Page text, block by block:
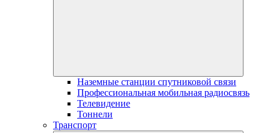
Наземные станции спутниковой связи
Профессиональная мобильная радиосвязь
Телевидение
Тоннели
Транспорт